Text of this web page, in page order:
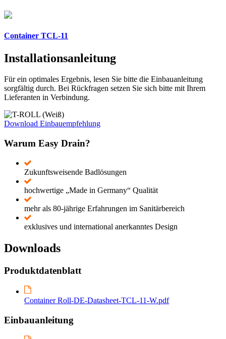
Container TCL-11
Installationsanleitung
Für ein optimales Ergebnis, lesen Sie bitte die Einbauanleitung
sorgfältig durch. Bei Rückfragen setzen Sie sich bitte mit Ihrem
Lieferanten in Verbindung.
Download Einbauempfehlung
Warum Easy Drain?
Zukunftsweisende Badlösungen
hochwertige „Made in Germany“ Qualität
mehr als 80-jährige Erfahrungen im Sanitärbereich
exklusives und international anerkanntes Design
Downloads
Produktdatenblatt
Container Roll-DE-Datasheet-TCL-11-W.pdf
Einbauanleitung